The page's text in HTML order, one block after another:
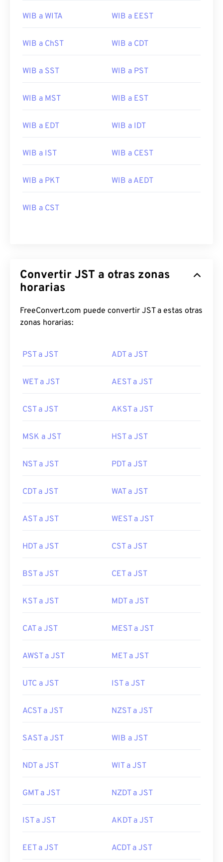
WIB a WITA WIB a EEST
WIB a ChST WIB a CDT
WIB a SST WIB a PST
WIB a MST WIB a EST
WIB a EDT WIB a IDT
WIB a IST WIB a CEST
WIB a PKT WIB a AEDT
WIB a CST
Convertir JST a otras zonas
horarias
FreeConvert.com puede convertir JST a estas otras
zonas horarias:
PST a JST ADT a JST
WET a JST AEST a JST
CST a JST AKST a JST
MSK a JST HST a JST
NST a JST PDT a JST
CDT a JST WAT a JST
AST a JST WEST a JST
HDT a JST CST a JST
BST a JST CET a JST
KST a JST MDT a JST
CAT a JST MEST a JST
AWST a JST MET a JST
UTC a JST IST a JST
ACST a JST NZST a JST
SAST a JST WIB a JST
NDT a JST WIT a JST
GMT a JST NZDT a JST
IST a JST AKDT a JST
EET a JST ACDT a JST